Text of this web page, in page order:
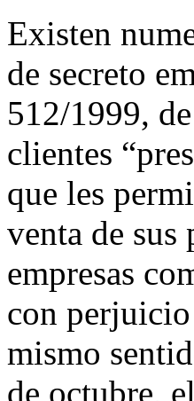
Existen
de secreto
512/1999,
clientes
que les
venta de sus
empresas
con perjuicio
mismo
de octubre,